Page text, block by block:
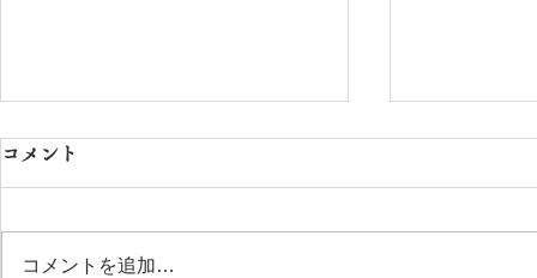
コメント
コメントを追加…